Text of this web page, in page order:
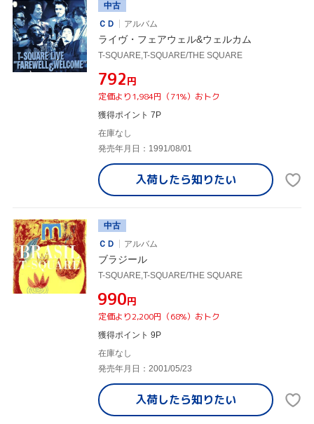
中古
ＣＤ
アルバム
ライヴ・フェアウェル&ウェルカム
T-SQUARE,T-SQUARE/THE SQUARE
¥792円
定価より1,984円（71%）おトク
獲得ポイント 7P
在庫なし
発売年月日：1991/08/01
入荷したら知りたい
中古
ＣＤ
アルバム
ブラジール
T-SQUARE,T-SQUARE/THE SQUARE
¥990円
定価より2,200円（68%）おトク
獲得ポイント 9P
在庫なし
発売年月日：2001/05/23
入荷したら知りたい